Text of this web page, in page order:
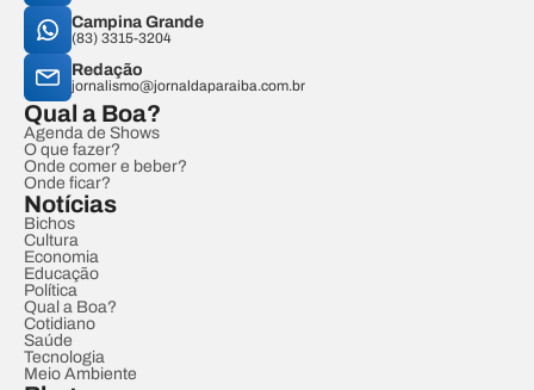
Campina Grande
(83) 3315-3204
Redação
jornalismo@jornaldaparaiba.com.br
Qual a Boa?
Agenda de Shows
O que fazer?
Onde comer e beber?
Onde ficar?
Notícias
Bichos
Cultura
Economia
Educação
Política
Qual a Boa?
Cotidiano
Saúde
Tecnologia
Meio Ambiente